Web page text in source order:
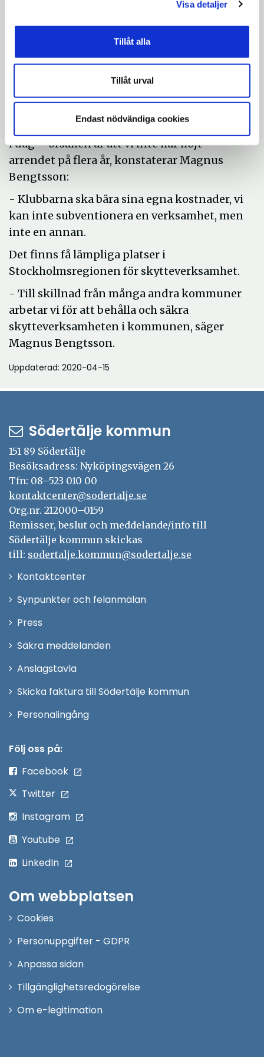
Visa detaljer
Tillåt alla
Tillåt urval
Endast nödvändiga cookies
klubbarna kan de vara på plats i Hall tidigt
2018.
Vill säkra skytteverksamheten i
kommunen
Arrendekostnaden kommer att bli högre än
i dag – orsaken är att vi inte har höjt
arrendet på flera år, konstaterar Magnus
Bengtsson:
- Klubbarna ska bära sina egna kostnader, vi
kan inte subventionera en verksamhet, men
inte en annan.
Det finns få lämpliga platser i
Stockholmsregionen för skytteverksamhet.
- Till skillnad från många andra kommuner
arbetar vi för att behålla och säkra
skytteverksamheten i kommunen, säger
Magnus Bengtsson.
Uppdaterad: 2020-04-15
Södertälje kommun
151 89 Södertälje
Besöksadress: Nyköpingsvägen 26
Tfn: 08–523 010 00
kontaktcenter@sodertalje.se
Org.nr. 212000–0159
Remisser, beslut och meddelande/info till
Södertälje kommun skickas
till: sodertalje.kommun@sodertalje.se
KontaktcenterÖppna
Synpunkter och felanmälan
Press
fönster
Säkra meddelanden
Anslagstavla
Skicka faktura till Södertälje kommun
PersonalingångÖppna
Följ oss på:
Facebook
Twitter
Instagram
Youtube
LinkedIn
Om webbplatsen
Cookies
Personuppgifter - GDPR
Anpassa sidan
Tillgänglighetsredogörelse
Om e-legitimation